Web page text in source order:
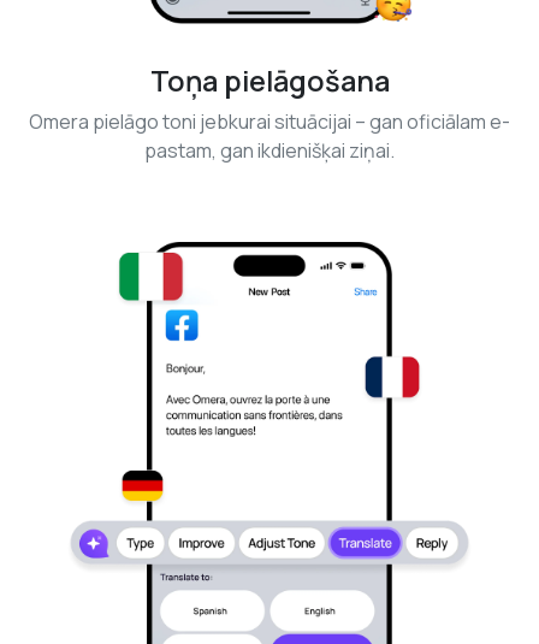
Toņa pielāgošana
Omera pielāgo toni jebkurai situācijai – gan oficiālam e-
pastam, gan ikdienišķai ziņai.